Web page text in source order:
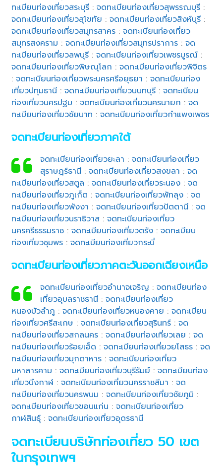
ทะเบียนท่องเที่ยวสระบุรี :จดทะเบียนท่องเที่ยวสุพรรณบุรี :
จดทะเบียนท่องเที่ยวสุโขทัย :จดทะเบียนท่องเที่ยวสิงห์บุรี :
จดทะเบียนท่องเที่ยวสมุทรสาคร :จดทะเบียนท่องเที่ยว
สมุทรสงคราม :จดทะเบียนท่องเที่ยวสมุทรปราการ :จด
ทะเบียนท่องเที่ยวลพบุรี :จดทะเบียนท่องเที่ยวเพชรบูรณ์ :
จดทะเบียนท่องเที่ยวพิษณุโลก :จดทะเบียนท่องเที่ยวพิจิตร
:จดทะเบียนท่องเที่ยวพระนครศรีอยุธยา :จดทะเบียนท่อง
เที่ยวปทุมธานี :จดทะเบียนท่องเที่ยวนนทบุรี :จดทะเบียน
ท่องเที่ยวนครปฐม :จดทะเบียนท่องเที่ยวนครนายก :จด
ทะเบียนท่องเที่ยวชัยนาท :จดทะเบียนท่องเที่ยวกำแพงเพชร
จดทะเบียนท่องเที่ยวภาคใต้
จดทะเบียนท่องเที่ยวยะลา : จดทะเบียนท่องเที่ยว
สุราษฎร์ธานี: จดทะเบียนท่องเที่ยวสงขลา : จด
ทะเบียนท่องเที่ยวสตูล :จดทะเบียนท่องเที่ยวระนอง :จด
ทะเบียนท่องเที่ยวภูเก็ต :จดทะเบียนท่องเที่ยวพัทลุง :จด
ทะเบียนท่องเที่ยวพังงา :จดทะเบียนท่องเที่ยวปัตตานี :จด
ทะเบียนท่องเที่ยวนราธิวาส :จดทะเบียนท่องเที่ยว
นครศรีธรรมราช :จดทะเบียนท่องเที่ยวตรัง :จดทะเบียน
ท่องเที่ยวชุมพร :จดทะเบียนท่องเที่ยวกระบี่
จดทะเบียนท่องเที่ยวภาคตะวันออกเฉียงเหนือ
จดทะเบียนท่องเที่ยวอำนาจเจริญ : จดทะเบียนท่อง
เที่ยวอุบลราชธานี: จดทะเบียนท่องเที่ยว
หนองบัวลำภู :จดทะเบียนท่องเที่ยวหนองคาย :จดทะเบียน
ท่องเที่ยวศรีสะเกษ :จดทะเบียนท่องเที่ยวสุรินทร์ :จด
ทะเบียนท่องเที่ยวสกลนคร :จดทะเบียนท่องเที่ยวเลย :จด
ทะเบียนท่องเที่ยวร้อยเอ็ด :จดทะเบียนท่องเที่ยวยโสธร :จด
ทะเบียนท่องเที่ยวมุกดาหาร :จดทะเบียนท่องเที่ยว
มหาสารคาม :จดทะเบียนท่องเที่ยวบุรีรัมย์ :จดทะเบียนท่อง
เที่ยวบึงกาฬ :จดทะเบียนท่องเที่ยวนครราชสีมา :จด
ทะเบียนท่องเที่ยวนครพนม :จดทะเบียนท่องเที่ยวชัยภูมิ :
จดทะเบียนท่องเที่ยวขอนแก่น :จดทะเบียนท่องเที่ยว
กาฬสินธุ์ :จดทะเบียนท่องเที่ยวอุดรธานี
จดทะเบียนบริษัทท่องเที่ยว 50 เขต
ในกรุงเทพฯ